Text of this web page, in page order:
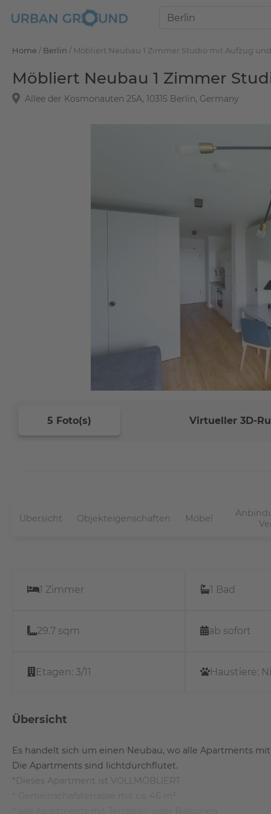
Home / Berlin / Möbliert Neubau 1 Zimmer Studio mit Aufzug
Möbliert Neubau 1 Zimmer
Allee der Kosmonauten 25A, 10315 Berlin, Germany
5 Foto(s) Virtueller 3D-
Übersicht Objekteigenschaften Möbel
1 Zimmer 1 Bad
29.7 sqm ab sofort
Etagen: 3/11 Haustiere:
Übersicht
Es handelt sich um einen Neubau, wo alle Apartments
Die Apartments sind lichtdurchflutet.
*Dieses Apartment ist VOLLMÖBLIERT